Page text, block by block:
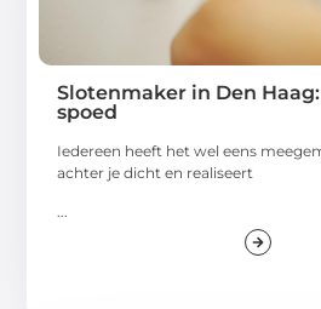
Slotenmaker in Den
spoed
Iedereen heeft het wel eens
achter je dicht en realiseert
...